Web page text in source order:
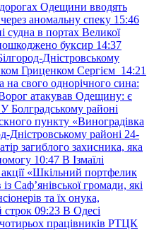
Одещини вводять
аномальну спеку 15:46
судна в портах Великої
буксир 14:37
Дністровському
Гриценком Сергієм 14:21
на свого однорічного сина:
атакував Одещину: є
У Болградському районі
пункту «Виноградівка
Дністровському районі 24-
загиблого захисника, яка
10:47 В Ізмаїлі
акції «Шкільний портфелик
Саф’янівської громади, які
та їх онука,
строк 09:23 В Одесі
працівників РТЦК